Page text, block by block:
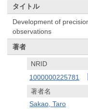
タイトル
Development of
observations
著者
NRID
1000000225781
著者名
Sakao, Taro